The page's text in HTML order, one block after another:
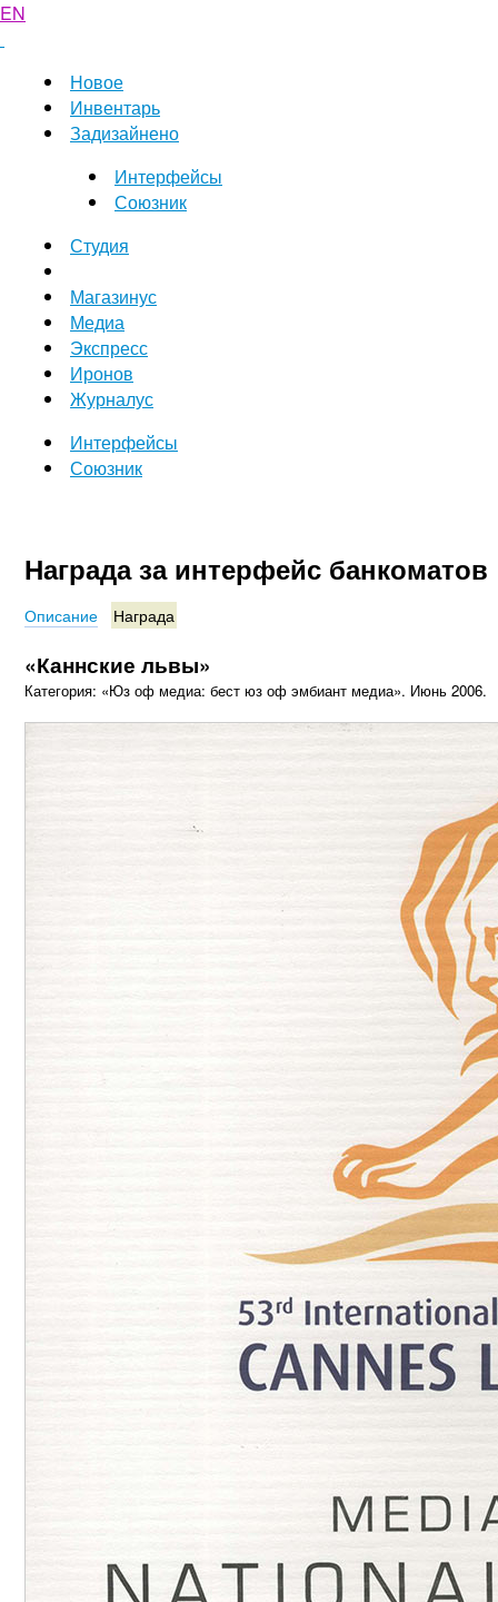
EN
Новое
Инвентарь
Задизайнено
Интерфейсы
Союзник
Студия
Магазинус
Медиа
Экспресс
Иронов
Журналус
Интерфейсы
Союзник
Награда за интерфейс
Описание Награда
«Каннские львы»
Категория: «Юз оф медиа: бест юз оф эмбиант медиа». Июнь 2006.